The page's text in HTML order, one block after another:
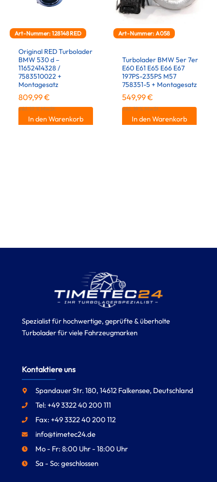
Art-Nummer: 128148RED
Original RED Turbolader
BMW 530 d –
11652414328 /
7583510022 +
Montagesatz
809,99€
inkl. 19 % MwSt.
In den Warenkorb
Art-Nummer: A058
Turbolader BMW 5er 7er
E60 E61 E65 E66 E67
197PS-235PS M57
758351-5 + Montagesatz
549,99€
inkl. 19 % MwSt.
In den Warenkorb
Spezialist für hochwertige, geprüfte & überholte
Turbolader für viele Fahrzeugmarken
Kontaktiere uns
Spandauer Str. 180, 14612 Falkensee, Deutschland
Tel: +49 3322 40 200 111
Fax: +49 3322 40 200 112
info@timetec24.de
Mo - Fr: 8:00 Uhr - 18:00 Uhr
Sa - So: geschlossen